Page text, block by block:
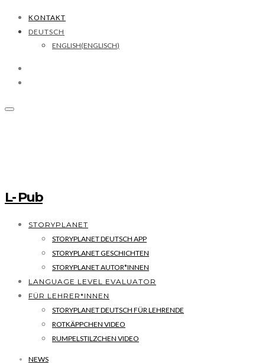
KONTAKT
DEUTSCH
ENGLISH(ENGLISCH)
L- Pub
STORYPLANET
STORYPLANET DEUTSCH APP
STORYPLANET GESCHICHTEN
STORYPLANET AUTOR*INNEN
LANGUAGE LEVEL EVALUATOR
FÜR LEHRER*INNEN
STORYPLANET DEUTSCH FÜR LEHRENDE
ROTKÄPPCHEN VIDEO
RUMPELSTILZCHEN VIDEO
NEWS